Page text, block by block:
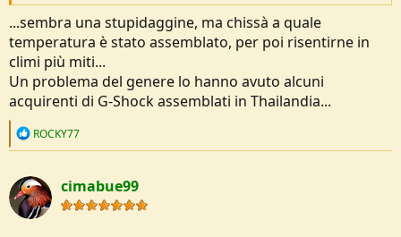
...sembra una stupidaggine, ma chissà a quale
temperatura è stato assemblato, per poi risentirne in
climi più miti...
Un problema del genere lo hanno avuto alcuni
acquirenti di G-Shock assemblati in Thailandia...
R
c
t
i
o
ROCKY77
cimabue99